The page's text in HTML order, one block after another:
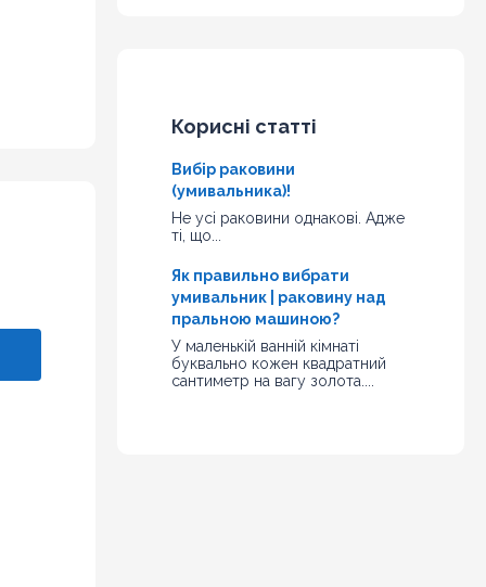
Корисні статті
Вибір раковини
(умивальника)!
Не усі раковини однакові. Адже
ті, що...
Як правильно вибрати
умивальник | раковину над
пральною машиною?
У маленькій ванній кімнаті
буквально кожен квадратний
сантиметр на вагу золота....